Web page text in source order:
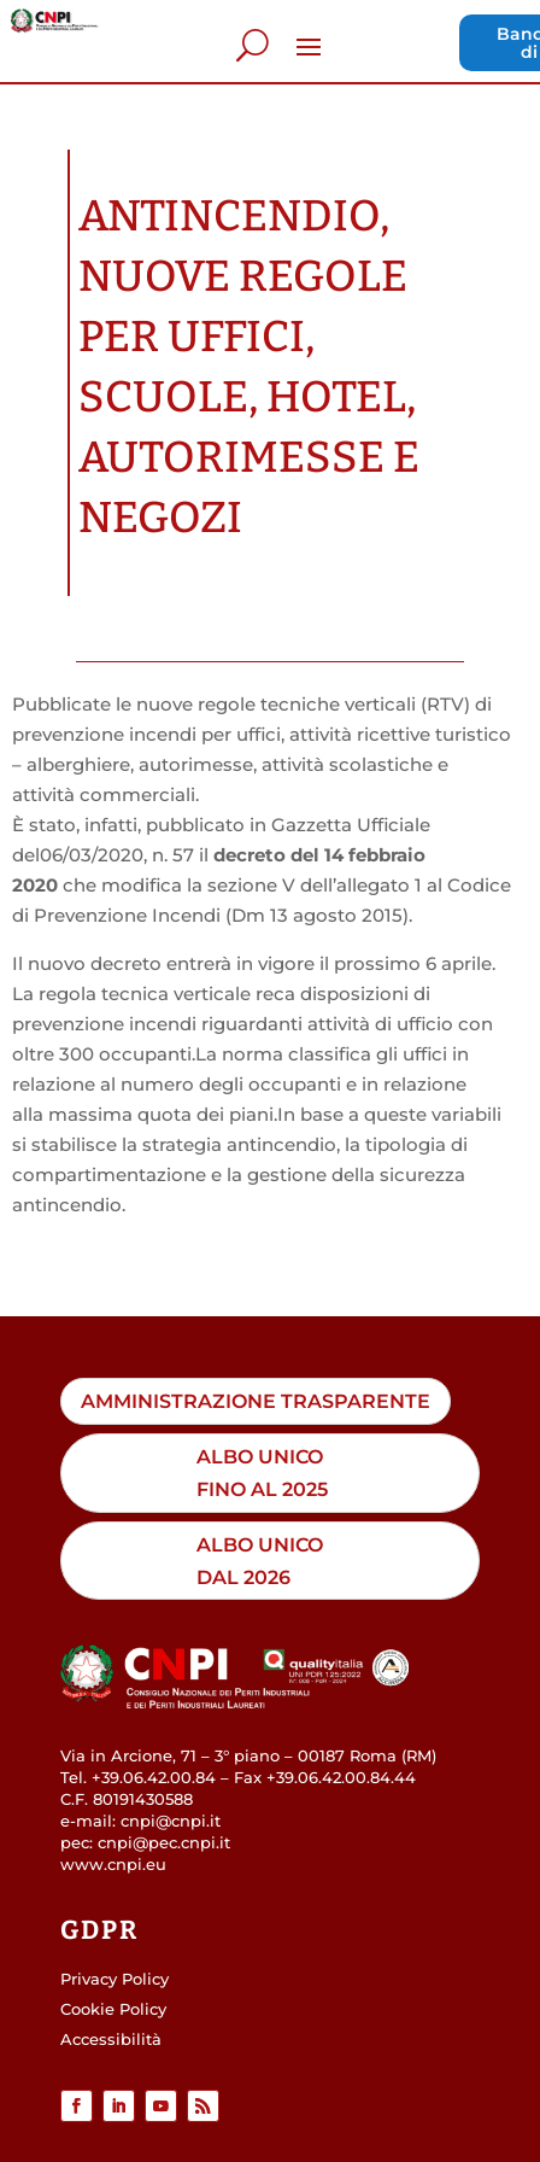
ANTINCENDIO,
NUOVE REGOLE
PER UFFICI,
SCUOLE, HOTEL,
AUTORIMESSE E
NEGOZI
Pubblicate le nuove regole tecniche verticali (RTV) di
prevenzione incendi per uffici, attività ricettive turistico
– alberghiere, autorimesse, attività scolastiche e
attività commerciali.
È stato, infatti, pubblicato in Gazzetta Ufficiale
del06/03/2020, n. 57 ildecreto del 14 febbraio
2020che modifica la sezione V dell’allegato 1 al Codice
di Prevenzione Incendi (Dm 13 agosto 2015).
Il nuovo decreto entrerà in vigore il prossimo 6 aprile.
La regola tecnica verticale reca disposizioni di
prevenzione incendi riguardanti attività di ufficio con
oltre 300 occupanti.La norma classifica gli uffici in
relazione al numero degli occupanti e in relazione
alla massima quota dei piani.In base a queste variabili
si stabilisce la strategia antincendio, la tipologia di
compartimentazione e la gestione della sicurezza
antincendio.
AMMINISTRAZIONE TRASPARENTE
ALBO UNICO
FINO AL 2025
ALBO UNICO
DAL 2026
Via in Arcione, 71 – 3° piano – 00187 Roma (RM)
Tel. +39.06.42.00.84 – Fax +39.06.42.00.84.44
C.F. 80191430588
e-mail: cnpi@cnpi.it
pec: cnpi@pec.cnpi.it
www.cnpi.eu
GDPR
Privacy Policy
Cookie Policy
Accessibilità